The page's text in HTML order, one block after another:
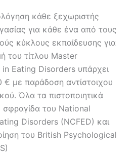
κάθε ξεχωριστής
για κάθε ένα από τους
κύκλους εκπαίδευσης για
του τίτλου Master
Eating Disorders υπάρχει
με παράδοση αντίστοιχου
Όλα τα πιστοποιητικά
σφραγίδα του National
Disorders (NCFED) και
του British Psychological